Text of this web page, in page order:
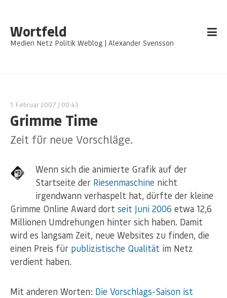
Wortfeld
Medien Netz Politik Weblog | Alexander Svensson
1. Februar 2007 / 00:43
Grimme Time
Zeit für neue Vorschläge.
Wenn sich die animierte Grafik auf der
Startseite der Riesenmaschine nicht
irgendwann verhaspelt hat, dürfte der kleine
Grimme Online Award dort seit Juni 2006 etwa 12,6
Millionen Umdrehungen hinter sich haben. Damit
wird es langsam Zeit, neue Websites zu finden, die
einen Preis für publizistische Qualität im Netz
verdient haben.
Mit anderen Worten: Die Vorschlags-Saison ist